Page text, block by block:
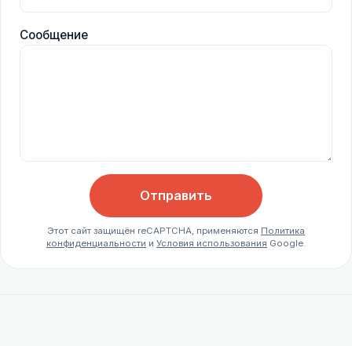
Сообщение
Отправить
Этот сайт защищён reCAPTCHA, применяются Политика
конфиденциальности и Условия использования Google.